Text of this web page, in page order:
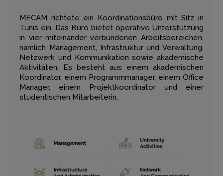
MECAM richtete ein Koordinationsbüro mit Sitz in
Tunis ein. Das Büro bietet operative Unterstützung
in vier miteinander verbundenen Arbeitsbereichen,
nämlich Management, Infrastruktur und Verwaltung,
Netzwerk und Kommunikation sowie akademische
Aktivitäten. Es besteht aus einem akademischen
Koordinator, einem Programmmanager, einem Office
Manager, einem Projektkoordinator und einer
studentischen Mitarbeiterin.